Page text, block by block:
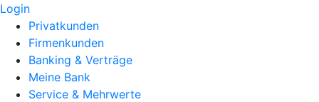
Login
Privatkunden
Firmenkunden
Banking & Verträge
Meine Bank
Service & Mehrwerte